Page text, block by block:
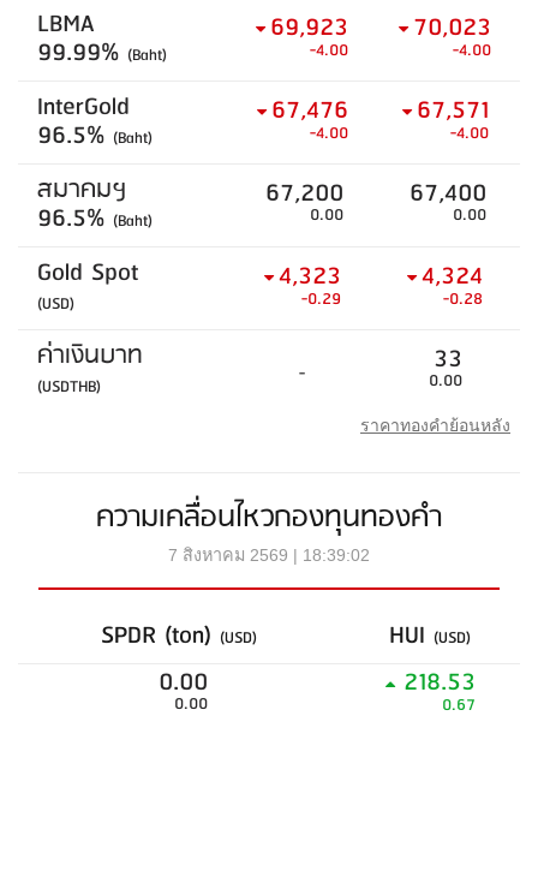
LBMA
99.99% (Baht)
69,923
-4.00
70,023
-4.00
InterGold
96.5% (Baht)
67,476
-4.00
67,571
-4.00
สมาคมฯ
96.5% (Baht)
67,200
0.00
67,400
0.00
Gold Spot
(USD)
4,323
-0.29
4,324
-0.28
ค่าเงินบาท
(USDTHB) - 33
0.00
ราคาทองคำย้อนหลัง
ความเคลื่อนไหวกองทุนทองคำ
7 สิงหาคม 2569 | 18:39:02
SPDR (ton) (USD) HUI (USD)
0.00
0.00
218.53
0.67